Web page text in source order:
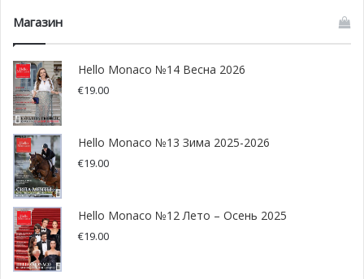
Магазин
Hello Monaco №14 Весна 2026
€19.00
Hello Monaco №13 Зима 2025-2026
€19.00
Hello Monaco №12 Лето – Осень 2025
€19.00